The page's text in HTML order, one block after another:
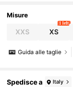
Misure
XXS XS
1 left
Guida alle taglie
Spedisce a Italy